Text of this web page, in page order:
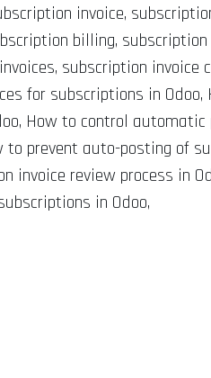
invoice,
billing,
subscription invoice
for subscriptions in Odoo,
How to control
prevent auto-posting of
invoice review process in
in Odoo,